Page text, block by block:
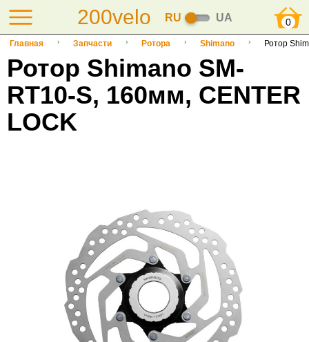
200velo RU UA 0
Главная Запчасти Ротора Shimano Ротор
Ротор Shimano SM-
RT10-S, 160мм, CENTER
LOCK